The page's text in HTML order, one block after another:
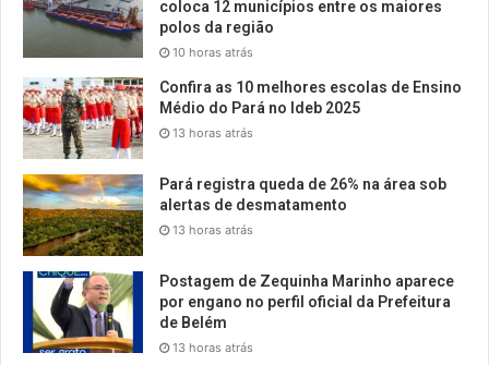
coloca 12 municípios entre os maiores
polos da região
10 horas atrás
Confira as 10 melhores escolas de Ensino
Médio do Pará no Ideb 2025
13 horas atrás
Pará registra queda de 26% na área sob
alertas de desmatamento
13 horas atrás
Postagem de Zequinha Marinho aparece
por engano no perfil oficial da Prefeitura
de Belém
13 horas atrás